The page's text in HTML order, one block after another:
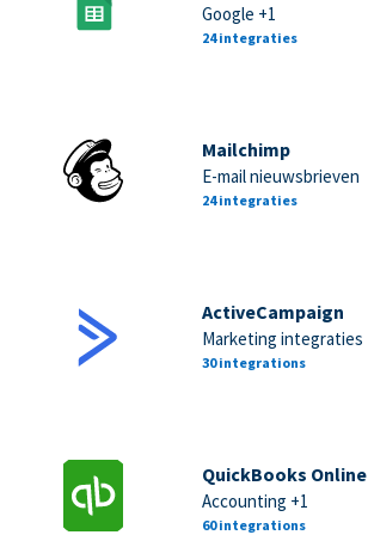
Google +1
24 integraties
Mailchimp
E-mail nieuwsbrieven
24 integraties
ActiveCampaign
Marketing integraties
30 integrations
QuickBooks Online
Accounting +1
60 integrations